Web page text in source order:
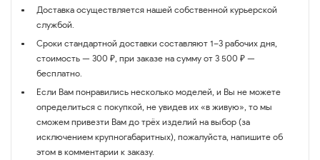
Доставка осуществляется нашей собственной курьерской
службой.
Сроки стандартной доставки составляют 1–3 рабочих дня,
стоимость — 300 ₽, при заказе на сумму от 3 500 ₽ —
бесплатно.
Если Вам понравились несколько моделей, и Вы не можете
определиться с покупкой, не увидев их «в живую», то мы
сможем привезти Вам до трёх изделий на выбор (за
исключением крупногабаритных), пожалуйста, напишите об
этом в комментарии к заказу.